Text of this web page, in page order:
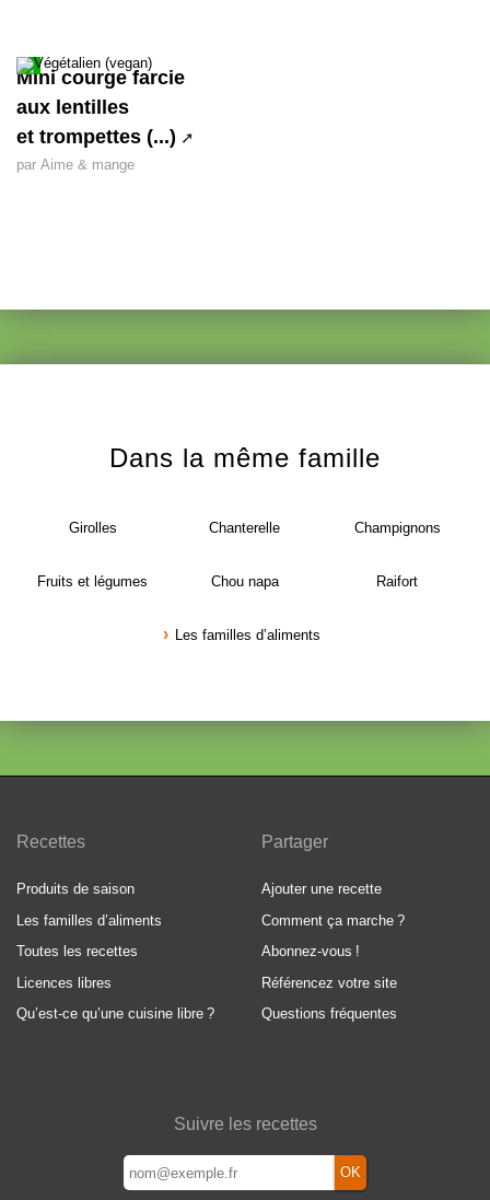
Mini courge farcie
aux lentilles
et trompettes (...)
par Aime & mange
Dans la même famille
Girolles Chanterelle Champignons
Fruits et légumes Chou napa Raifort
Les familles d’aliments
Recettes
Produits de saison
Les familles d’aliments
Toutes les recettes
Licences libres
Qu’est-ce qu’une cuisine libre ?
Partager
Ajouter une recette
Comment ça marche ?
Abonnez-vous !
Référencez votre site
Questions fréquentes
Suivre les recettes
OK